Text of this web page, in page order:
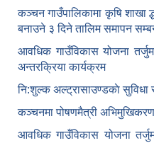
कञ्‍चन गाउँपालिकामा कृषि शाखा
बनाउने ३ दिने तालिम समापन
आवधिक गाउँविकास योजना
अन्तरक्रिया कार्यक्रम
नि:शुल्क अल्ट्रासाउण्डकाे सुविधा
कञ्चनमा पोषणमैत्री
आवधिक गाउँविकास योजना